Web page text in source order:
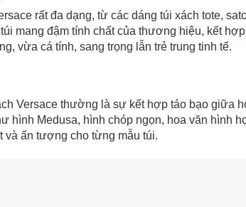
rất đa dạng, từ các dáng túi xách tote,
mang đậm tính chất của thương hiệu, kết
vừa cá tính, sang trọng lẫn trẻ trung tinh tế.
Versace thường là sự kết hợp táo bạo giữa
hình Medusa, hình chóp ngọn, hoa văn hình
và ấn tượng cho từng mẫu túi.